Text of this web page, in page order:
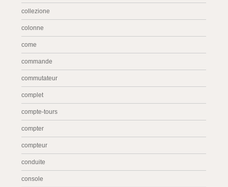
collezione
colonne
come
commande
commutateur
complet
compte-tours
compter
compteur
conduite
console